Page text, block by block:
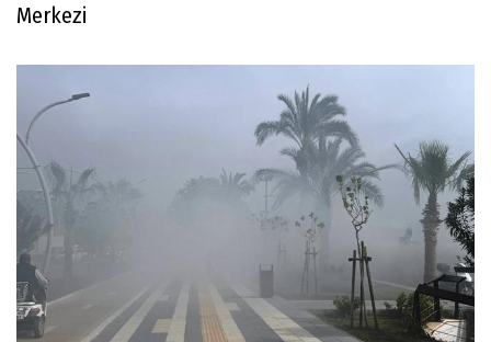
Merkezi